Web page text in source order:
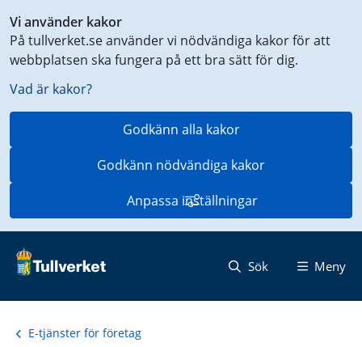
Vi använder kakor
På tullverket.se använder vi nödvändiga kakor för att
webbplatsen ska fungera på ett bra sätt för dig.
Vad är kakor?
Godkänn alla kakor
Godkänn nödvändiga kakor
Anpassa inställningar
till
innehåll
på
aktuell
Sök Meny
E-tjänster för företag